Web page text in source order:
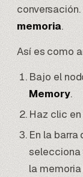
memoria.
Así es como
Bajo el
Memory.
Haz clic en
En la barra
selecciona
la